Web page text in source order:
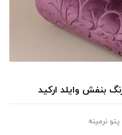
پتو نرمینه